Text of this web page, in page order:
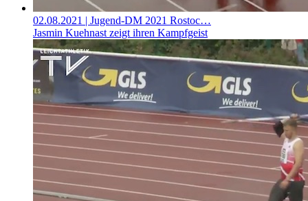
02.08.2021 | Jugend-DM 2021 Rostoc…
Jasmin Kuehnast zeigt ihren Kampfgeist